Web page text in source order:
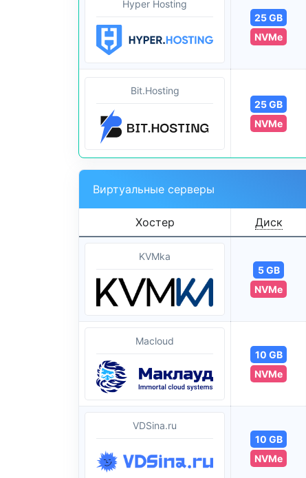
Hyper Hosting
25 GB
NVMe
Bit.Hosting
25 GB
NVMe
Виртуальные серверы
Хостер Диск
KVMka
5 GB
NVMe
Macloud
10 GB
NVMe
VDSina.ru
10 GB
NVMe